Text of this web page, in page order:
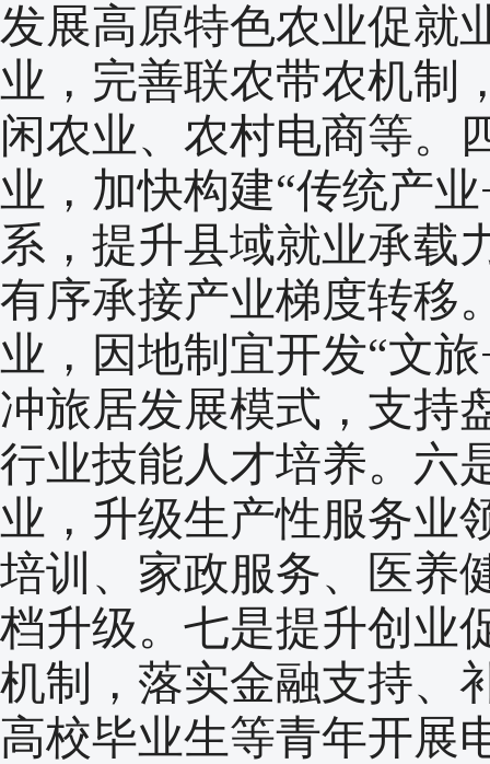
发展高原特色农业促就
业，完善联农带农机制
闲农业、农村电商等。
业，加快构建“传统产
系，提升县域就业承载
有序承接产业梯度转移
业，因地制宜开发“文
冲旅居发展模式，支持
行业技能人才培养。六
业，升级生产性服务业
培训、家政服务、医养
档升级。七是提升创业
机制，落实金融支持、
高校毕业生等青年开展